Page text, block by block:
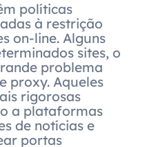
políticas
à restrição
on-line. Alguns
sites, o
problema
proxy. Aqueles
rigorosas
a plataformas
de notícias e
portas